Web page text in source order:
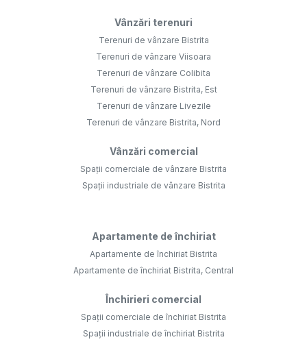
Vânzări terenuri
Terenuri de vânzare Bistrita
Terenuri de vânzare Viisoara
Terenuri de vânzare Colibita
Terenuri de vânzare Bistrita, Est
Terenuri de vânzare Livezile
Terenuri de vânzare Bistrita, Nord
Vânzări comercial
Spații comerciale de vânzare Bistrita
Spații industriale de vânzare Bistrita
Apartamente de închiriat
Apartamente de închiriat Bistrita
Apartamente de închiriat Bistrita, Central
Închirieri comercial
Spații comerciale de închiriat Bistrita
Spații industriale de închiriat Bistrita